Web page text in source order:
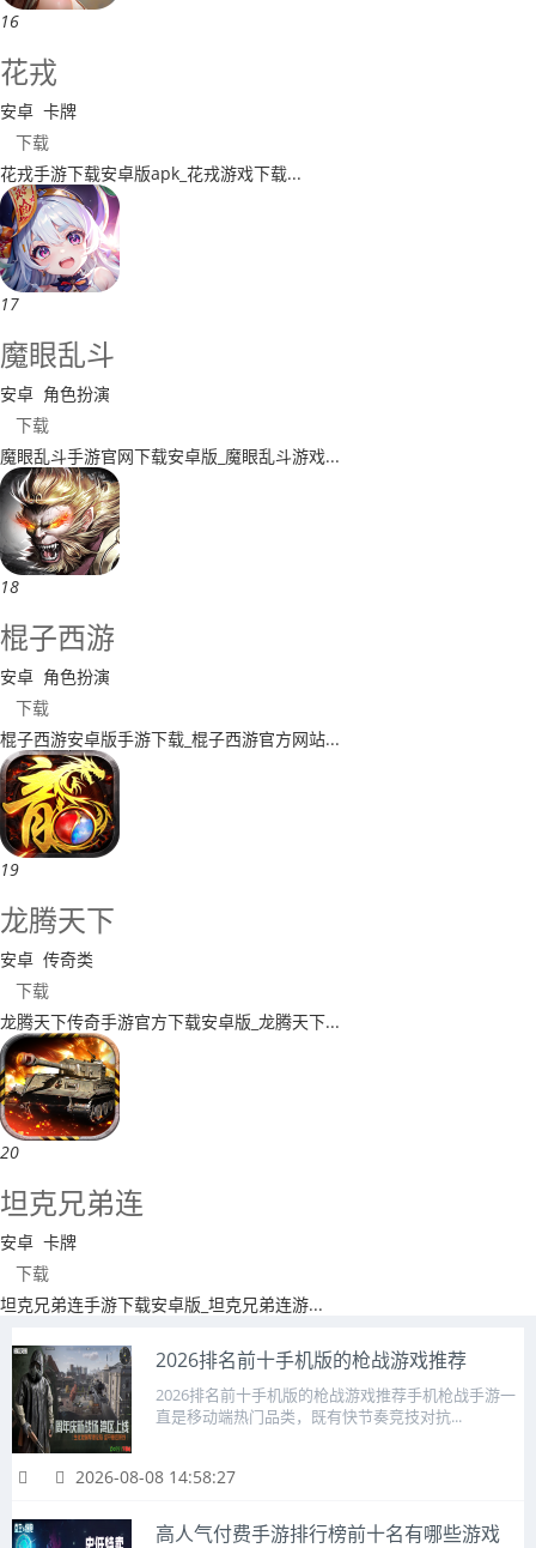
16
​花戎
安卓 卡牌
下载
​花戎手游下载安卓版apk_花戎游戏下载...
17
魔眼乱斗
安卓 角色扮演
下载
魔眼乱斗手游官网下载安卓版_魔眼乱斗游戏...
18
棍子西游
安卓 角色扮演
下载
棍子西游安卓版手游下载_棍子西游官方网站...
19
龙腾天下
安卓 传奇类
下载
龙腾天下传奇手游官方下载安卓版_龙腾天下...
20
坦克兄弟连
安卓 卡牌
下载
​坦克兄弟连手游下载安卓版_坦克兄弟连游...
2026排名前十手机版的枪战游戏推荐
2026排名前十手机版的枪战游戏推荐手机枪战手游一
直是移动端热门品类，既有快节奏竞技对抗...
2026-08-08 14:58:27
高人气付费手游排行榜前十名有哪些游戏